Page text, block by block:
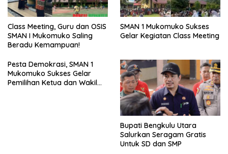
Class Meeting, Guru dan OSIS
SMAN I Mukomuko Saling
Beradu Kemampuan!
SMAN 1 Mukomuko Sukses
Gelar Kegiatan Class Meeting
Pesta Demokrasi, SMAN 1
Mukomuko Sukses Gelar
Pemilihan Ketua dan Wakil
Bupati Bengkulu Utara
Salurkan Seragam Gratis
Untuk SD dan SMP